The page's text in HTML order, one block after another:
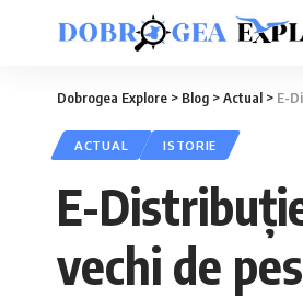
Dobrogea Explore > Blog >Actual > E-
ACTUAL ISTORIE
E-
vechi de